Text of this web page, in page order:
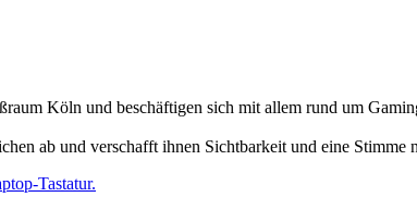
Köln und beschäftigen sich mit allem rund um
ab und verschafft ihnen Sichtbarkeit und eine Stimme